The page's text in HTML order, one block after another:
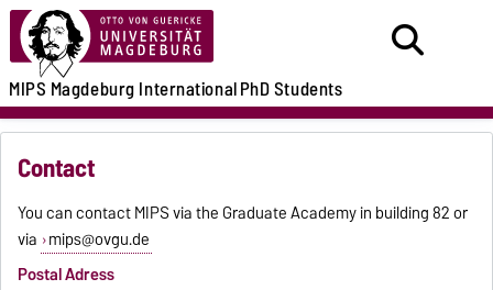
MIPS Magdeburg InternationalPhD Students
Contact
You can contact MIPS via the Graduate Academy in building 82 or
via mips@ovgu.de
Postal Adress